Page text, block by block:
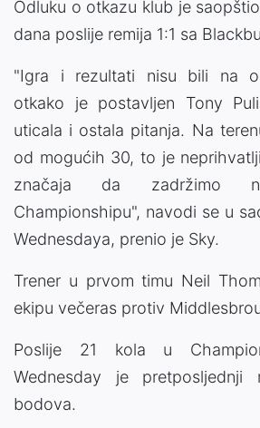
Odluku o otkazu klub je
dana poslije remija 1:1 sa
"Igra i rezultati nisu bili na
otkako je postavljen Tony
uticala i ostala pitanja. Na
od mogućih 30, to je
značaja da zadržimo
Championshipu", navodi se u
Wednesdaya, prenio je Sky.
Trener u prvom timu Neil
ekipu večeras protiv
Poslije 21 kola u
Wednesday je
bodova.